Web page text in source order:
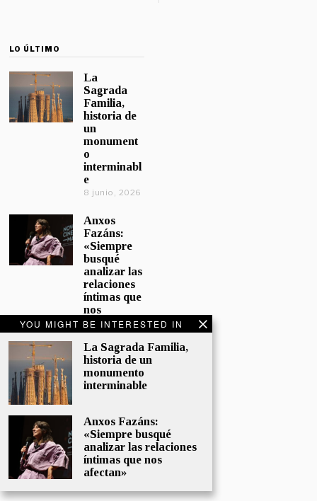
YOU MIGHT BE INTERESTED IN
La Sagrada Familia,
historia de un
monumento
interminable
Anxos Fazáns:
«Siempre busqué
analizar las relaciones
íntimas que nos
afectan»
LO ÚLTIMO
La
Sagrada
Familia,
historia de
un
monument
o
interminabl
e
8 junio, 2026
Anxos
Fazáns:
«Siempre
busqué
analizar las
relaciones
íntimas que
nos
afectan»
5 junio, 2026
El hijo de la
cómica, el
homenaje
Sacristán a
Fernán
Gómez
28 mayo,
2026